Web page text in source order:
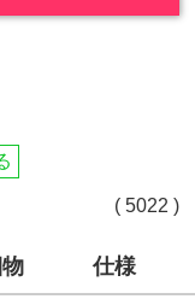
( 5022 )
仕様